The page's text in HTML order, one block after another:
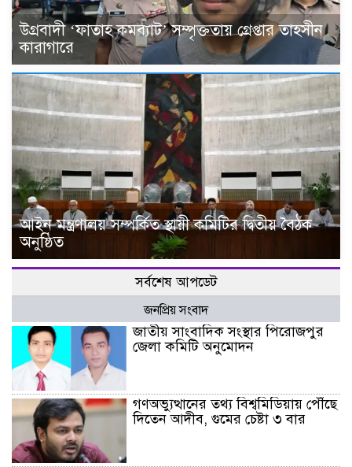
উগ্রবাদী ‘ফাতাহ কমব্যাট’ সম্পৃক্ততায় গ্রেপ্তার তাহসীন
কারাগারে
আইন মন্ত্রণালয় সম্পর্কিত স্থায়ী কমিটির দ্বিতীয় বৈঠক
অনুষ্ঠিত
সর্বশেষ আপডেট
জনপ্রিয় সংবাদ
জাতীয় সাংবাদিক সংস্থার পিরোজপুর
জেলা কমিটি অনুমোদন
গণঅভ্যুত্থানের তথ্য বিশ্বমিডিয়ায় পৌঁছে
দিতেন আদীব, গুমের চেষ্টা ৩ বার